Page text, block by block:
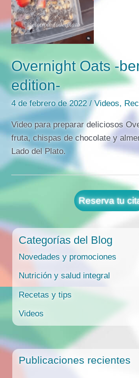
Categorías del Blog
Novedades y promociones
Nutrición y salud integral
Recetas y tips
Videos
Publicaciones recientes
Overnight Oats -
edition-
4 de febrero de 2022 / Videos,
Video para preparar deliciosos
fruta, chispas de chocolate y
Lado del Plato.
Reserva tu